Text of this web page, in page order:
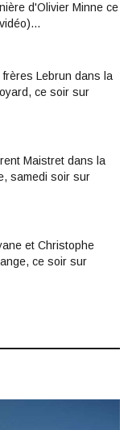
d'Olivier Minne ce
Lebrun dans la
ce soir sur
Maistret dans la
samedi soir sur
et Christophe
ce soir sur